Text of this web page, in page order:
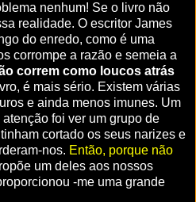
nenhum! Se o livro não
realidade. O escritor James
do enredo, como é uma
corrompe a razão e semeia a
correm como loucos atrás
é mais sério. Existem várias
e ainda menos imunes. Um
foi ver um grupo de
cortado os seus narizes e
nos. Então, porque não
um deles aos nossos
-me uma grande